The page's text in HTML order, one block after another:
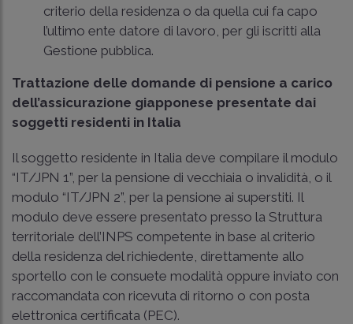
criterio della residenza o da quella cui fa capo
l’ultimo ente datore di lavoro, per gli iscritti alla
Gestione pubblica.
Trattazione delle domande di pensione a carico
dell’assicurazione giapponese presentate dai
soggetti residenti in Italia
Il soggetto residente in Italia deve compilare il modulo
“IT/JPN 1”, per la pensione di vecchiaia o invalidità, o il
modulo “IT/JPN 2”, per la pensione ai superstiti. Il
modulo deve essere presentato presso la Struttura
territoriale dell’INPS competente in base al criterio
della residenza del richiedente, direttamente allo
sportello con le consuete modalità oppure inviato con
raccomandata con ricevuta di ritorno o con posta
elettronica certificata (PEC).